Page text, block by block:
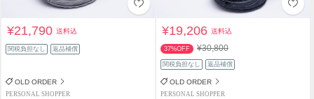
¥21,790送料込
関税負担なし 返品補償
OLD ORDER
PERSONAL SHOPPER
¥19,206送料込
37%OFF ¥30,800
関税負担なし 返品補償
OLD ORDER
PERSONAL SHOPPER